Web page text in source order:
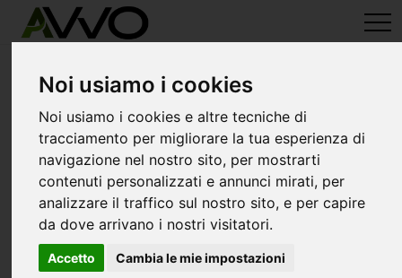
Noi usiamo i cookies
Noi usiamo i cookies e altre tecniche di
tracciamento per migliorare la tua esperienza di
navigazione nel nostro sito, per mostrarti
contenuti personalizzati e annunci mirati, per
analizzare il traffico sul nostro sito, e per capire
da dove arrivano i nostri visitatori.
Accetto Cambia le mie impostazioni
avvo-it>Verona > Avvocati garda